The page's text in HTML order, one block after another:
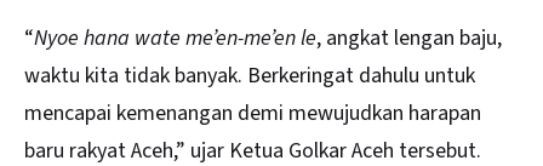
“Nyoe hana wate me’en-me’en le, angkat lengan baju,
waktu kita tidak banyak. Berkeringat dahulu untuk
mencapai kemenangan demi mewujudkan harapan
baru rakyat Aceh,” ujar Ketua Golkar Aceh tersebut.